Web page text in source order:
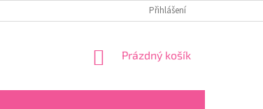
Přihlášení
NÁKUPNÍ
Prázdný košík